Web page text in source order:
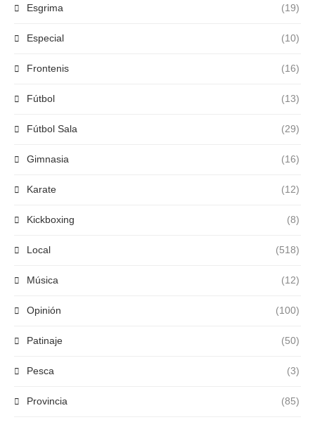
Esgrima (19)
Especial (10)
Frontenis (16)
Fútbol (13)
Fútbol Sala (29)
Gimnasia (16)
Karate (12)
Kickboxing (8)
Local (518)
Música (12)
Opinión (100)
Patinaje (50)
Pesca (3)
Provincia (85)